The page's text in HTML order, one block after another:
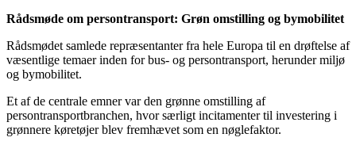
Rådsmøde om persontransport: Grøn omstilling og bymobilitet
Rådsmødet samlede repræsentanter fra hele Europa til en drøftelse af
væsentlige temaer inden for bus- og persontransport, herunder miljø
og bymobilitet.
Et af de centrale emner var den grønne omstilling af
persontransportbranchen, hvor særligt incitamenter til investering i
grønnere køretøjer blev fremhævet som en nøglefaktor.